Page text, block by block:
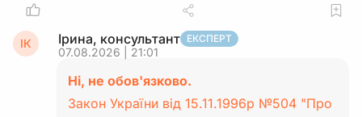
ІК Ірина, консультант ЕКСПЕРТ
07.08.2026 | 21:01
Ні, не обов'язково.
Закон України від 15.11.1996р №504 "Про